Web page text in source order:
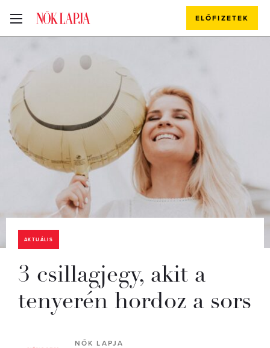
ELŐFIZETEK
AKTUÁLIS
3 csillagjegy, akit a
tenyerén hordoz a sors
NŐK LAPJA